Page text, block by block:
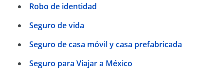
Robo de identidad
Seguro de vida
Seguro de casa móvil y casa prefabricada
Seguro para Viajar a México